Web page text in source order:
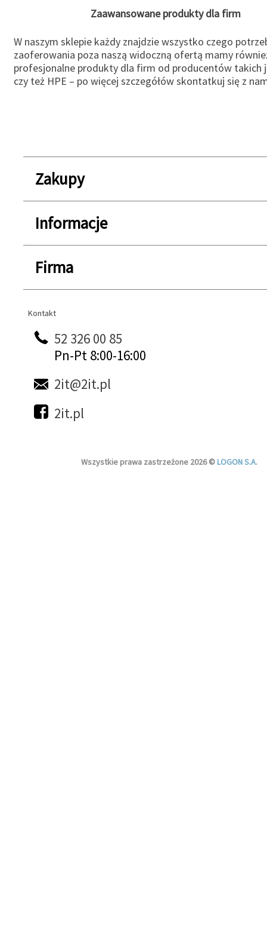
Zaawansowane produkty dla firm
W naszym sklepie każdy znajdzie wszystko czego
zaoferowania poza naszą widoczną ofertą mamy
profesjonalne produkty dla firm od producentów takich
czy też HPE – po więcej szczegółów skontatkuj się z
Zakupy
Informacje
Firma
Kontakt
Kontakt
52 326 00 85
Pn-Pt 8:00-16:00
2it@2it.pl
2it.pl
Wszystkie prawa zastrzeżone 2026 ©LOGON S.A.